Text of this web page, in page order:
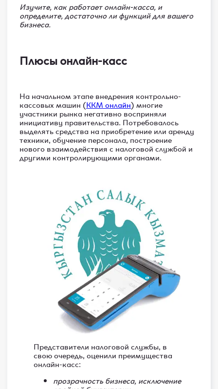
Изучите, как работает онлайн-касса, и
определите, достаточно ли функций для вашего
бизнеса.
Плюсы онлайн-касс
На начальном этапе внедрения контрольно-
кассовых машин (ККМ онлайн) многие
участники рынка негативно восприняли
инициативу правительства. Потребовалось
выделять средства на приобретение или аренду
техники, обучение персонала, построение
нового взаимодействия с налоговой службой и
другими контролирующими органами.
Представители налоговой службы, в
свою очередь, оценили преимущества
онлайн-касс:
прозрачность бизнеса, исключение